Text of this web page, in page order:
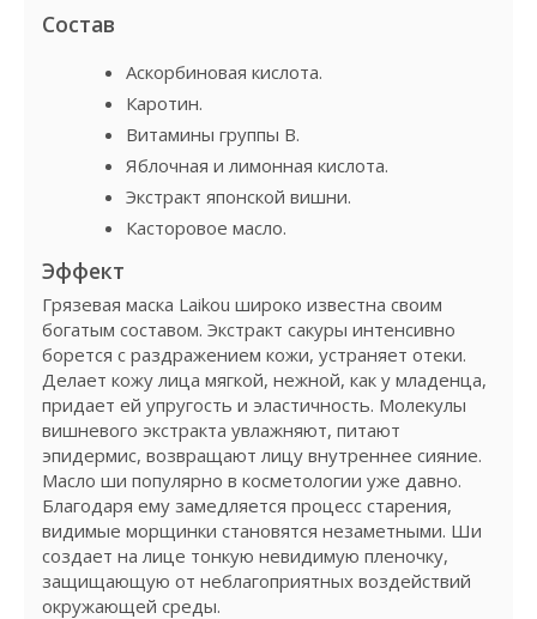
Состав
Аскорбиновая кислота.
Каротин.
Витамины группы В.
Яблочная и лимонная кислота.
Экстракт японской вишни.
Касторовое масло.
Эффект
Грязевая маска Laikou широко известна своим
богатым составом. Экстракт сакуры интенсивно
борется с раздражением кожи, устраняет отеки.
Делает кожу лица мягкой, нежной, как у младенца,
придает ей упругость и эластичность. Молекулы
вишневого экстракта увлажняют, питают
эпидермис, возвращают лицу внутреннее сияние.
Масло ши популярно в косметологии уже давно.
Благодаря ему замедляется процесс старения,
видимые морщинки становятся незаметными. Ши
создает на лице тонкую невидимую пленочку,
защищающую от неблагоприятных воздействий
окружающей среды.